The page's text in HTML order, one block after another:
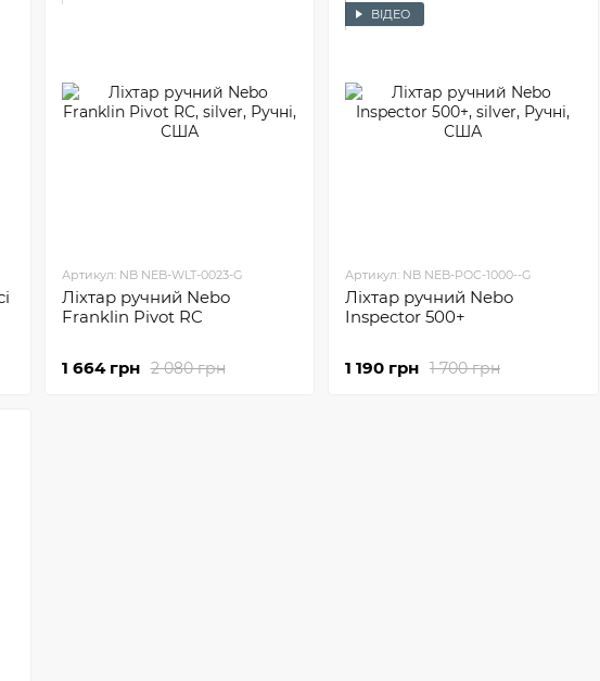
Артикул: NB NEB-WLT-0023-G
Ліхтар ручний Nebo
Franklin Pivot RC
2 080 грн
1 664 грн
ВІДЕО
Артикул: NB NEB-POC-1000--G
Ліхтар ручний Nebo
Inspector 500+
1 700 грн
1 190 грн